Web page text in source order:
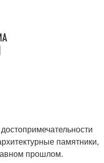
памятники,
прошлом.